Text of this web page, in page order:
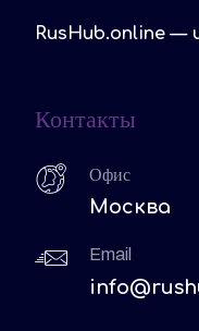
RusHub.online —
Контакты
Офис
Москва
Email